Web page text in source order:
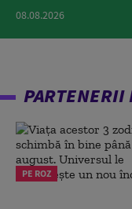
08.08.2026
PARTENERII
PE ROZ